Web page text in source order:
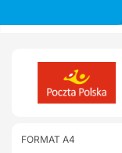
FORMAT A4